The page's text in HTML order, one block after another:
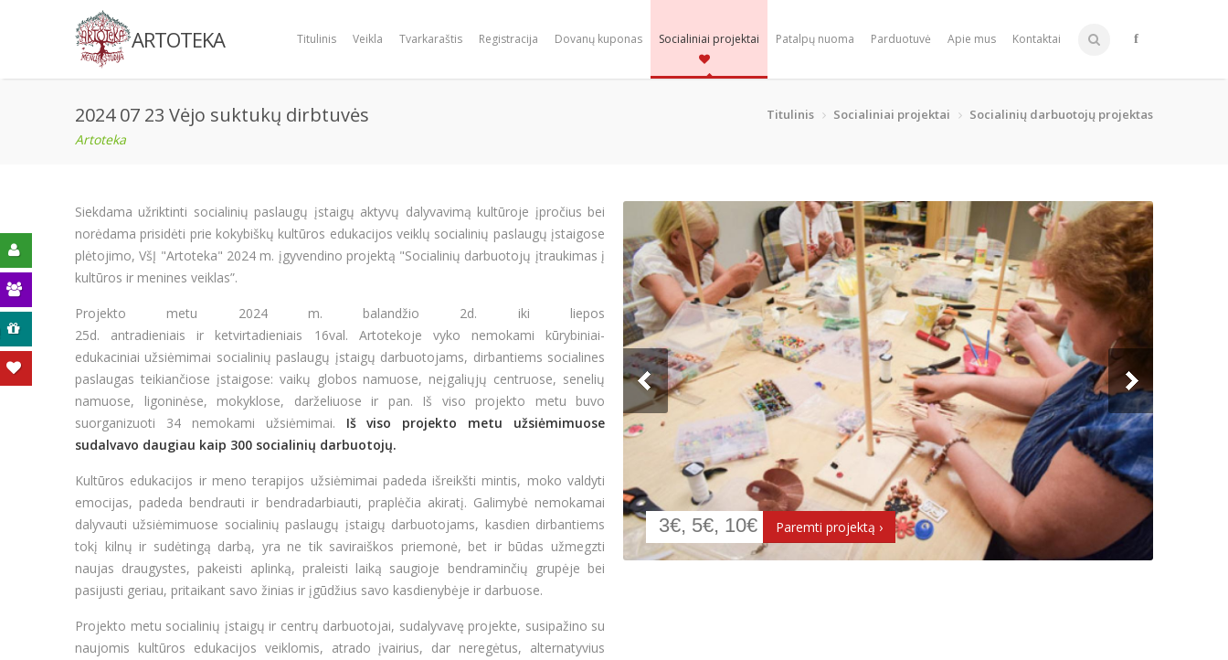
ARTOTEKA Titulinis Veikla Tvarkaraštis Registracija Dovanų kuponas Socialiniai projektai Patalpų nuoma Parduotuvė Apie mus Kontaktai
2024 07 23 Vėjo suktukų dirbtuvės
Artoteka
Titulinis Socialiniai projektai Socialinių darbuotojų projektas
Siekdama užriktinti socialinių paslaugų įstaigų aktyvų dalyvavimą kultūroje įpročius bei
norėdama prisidėti prie kokybiškų kultūros edukacijos veiklų socialinių paslaugų įstaigose
plėtojimo, VšĮ "Artoteka" 2024 m. įgyvendino projektą "Socialinių darbuotojų įtraukimas į
kultūros ir menines veiklas”.
Projekto metu 2024 m. balandžio 2d. iki liepos
25d. antradieniais ir ketvirtadieniais 16val. Artotekoje vyko nemokami kūrybiniai-
edukaciniai užsiėmimai socialinių paslaugų įstaigų darbuotojams, dirbantiems socialines
paslaugas teikiančiose įstaigose: vaikų globos namuose, neįgaliųjų centruose, senelių
namuose, ligoninėse, mokyklose, darželiuose ir pan. Iš viso projekto metu buvo
suorganizuoti 34 nemokami užsiėmimai. Iš viso projekto metu užsiėmimuose
sudalvavo daugiau kaip 300 socialinių darbuotojų.
Kultūros edukacijos ir meno terapijos užsiėmimai padeda išreikšti mintis, moko valdyti
emocijas, padeda bendrauti ir bendradarbiauti, praplėčia akiratį. Galimybė nemokamai
dalyvauti užsiėmimuose socialinių paslaugų įstaigų darbuotojams, kasdien dirbantiems
tokį kilnų ir sudėtingą darbą, yra ne tik saviraiškos priemonė, bet ir būdas užmegzti
naujas draugystes, pakeisti aplinką, praleisti laiką saugioje bendraminčių grupėje bei
pasijusti geriau, pritaikant savo žinias ir įgūdžius savo kasdienybėje ir darbuose.
Projekto metu socialinių įstaigų ir centrų darbuotojai, sudalyvavę projekte, susipažino su
naujomis kultūros edukacijos veiklomis, atrado įvairius, dar neregėtus, alternatyvius